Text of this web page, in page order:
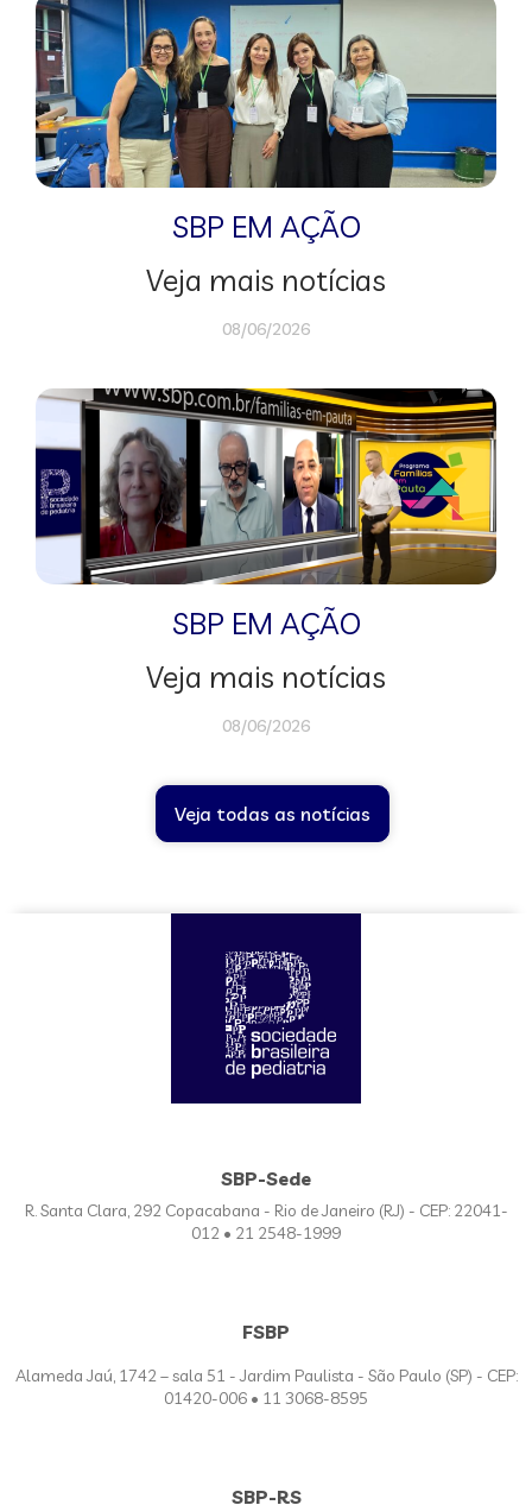
SBP EM AÇÃO
Veja mais notícias
08/06/2026
SBP EM AÇÃO
Veja mais notícias
08/06/2026
Veja todas as notícias
SBP-Sede
R. Santa Clara, 292 Copacabana - Rio de Janeiro (RJ) - CEP: 22041-
012 • 21 2548-1999
FSBP
Alameda Jaú, 1742 – sala 51 - Jardim Paulista - São Paulo (SP) - CEP:
01420-006 • 11 3068-8595
SBP-RS